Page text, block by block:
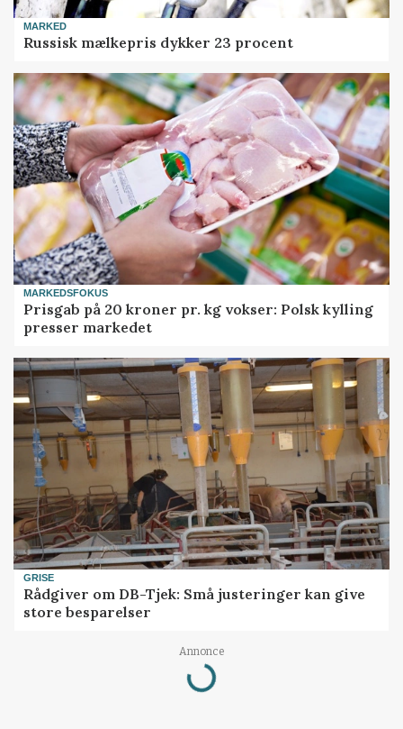
MARKED
Russisk mælkepris dykker 23 procent
MARKEDSFOKUS
Prisgab på 20 kroner pr. kg vokser: Polsk kylling
presser markedet
GRISE
Rådgiver om DB-Tjek: Små justeringer kan give
store besparelser
Annonce
Loading...